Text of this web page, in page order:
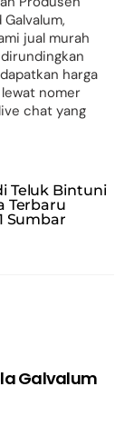
jual murah
harga
nomer
chat yang
Teluk Bintuni
Terbaru
Sumbar
Galvalum